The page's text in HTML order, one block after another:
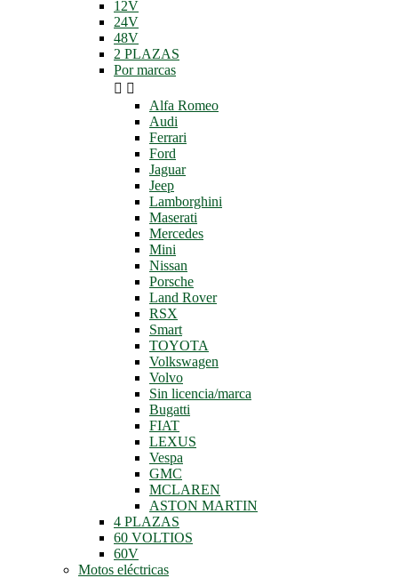
12V
24V
48V
2 PLAZAS
Por marcas
 
Alfa Romeo
Audi
Ferrari
Ford
Jaguar
Jeep
Lamborghini
Maserati
Mercedes
Mini
Nissan
Porsche
Land Rover
RSX
Smart
TOYOTA
Volkswagen
Volvo
Sin licencia/marca
Bugatti
FIAT
LEXUS
Vespa
GMC
MCLAREN
ASTON MARTIN
4 PLAZAS
60 VOLTIOS
60V
Motos eléctricas